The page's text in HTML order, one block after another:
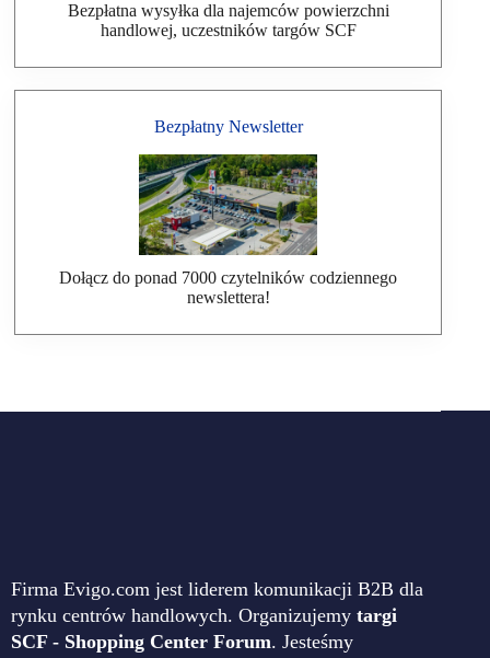
Bezpłatna wysyłka dla najemców powierzchni
handlowej, uczestników targów SCF
Bezpłatny Newsletter
Dołącz do ponad 7000 czytelników codziennego
newslettera!
Firma Evigo.com jest liderem komunikacji B2B dla
rynku centrów handlowych. Organizujemy targi
SCF - Shopping Center Forum. Jesteśmy